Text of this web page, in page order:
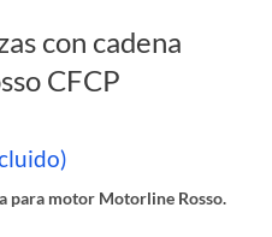
con cadena
CFCP
para motor Motorline Rosso.